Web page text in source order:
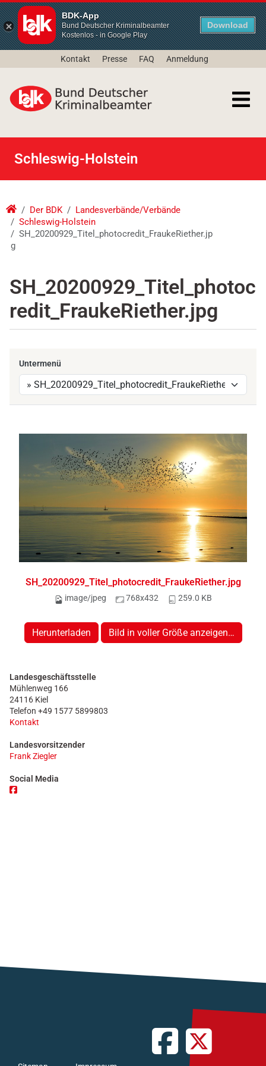
BDK-App
Bund Deutscher Kriminalbeamter
Kostenlos - in Google Play
Download
Kontakt Presse FAQ Anmeldung
Schleswig-Holstein
Der BDK
Landesverbände/Verbände
Schleswig-Holstein
SH_20200929_Titel_photocredit_FraukeRiether.jp
g
SH_20200929_Titel_photoc
redit_FraukeRiether.jpg
Untermenü
SH_20200929_Titel_photocredit_FraukeRiether.jpg
image/jpeg 768x432 259.0 KB
Herunterladen Bild in voller Größe anzeigen…
Landesgeschäftsstelle
Mühlenweg 166
24116 Kiel
Telefon +49 1577 5899803
Kontakt
Landesvorsitzender
Frank Ziegler
Social Media